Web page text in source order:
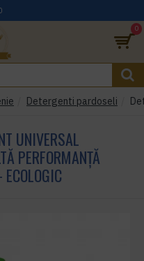
0
Detergenti pardoseli
UNIVERSAL
PERFORMANȚĂ